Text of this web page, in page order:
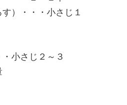
）・・・小さじ１
小さじ２～３